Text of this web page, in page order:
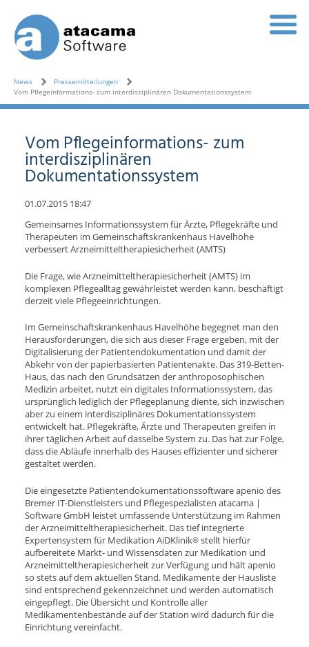
News
Pressemitteilungen
Vom Pflegeinformations- zum interdisziplinären Dokumentationssystem
Vom Pflegeinformations- zum
interdisziplinären
Dokumentationssystem
01.07.2015 18:47
Gemeinsames Informationssystem für Ärzte, Pflegekräfte und
Therapeuten im Gemeinschaftskrankenhaus Havelhöhe
verbessert Arzneimitteltherapiesicherheit (AMTS)
Die Frage, wie Arzneimitteltherapiesicherheit (AMTS) im
komplexen Pflegealltag gewährleistet werden kann, beschäftigt
derzeit viele Pflegeeinrichtungen.
Im Gemeinschaftskrankenhaus Havelhöhe begegnet man den
Herausforderungen, die sich aus dieser Frage ergeben, mit der
Digitalisierung der Patientendokumentation und damit der
Abkehr von der papierbasierten Patientenakte. Das 319-Betten-
Haus, das nach den Grundsätzen der anthroposophischen
Medizin arbeitet, nutzt ein digitales Informationssystem, das
ursprünglich lediglich der Pflegeplanung diente, sich inzwischen
aber zu einem interdisziplinäres Dokumentationssystem
entwickelt hat. Pflegekräfte, Ärzte und Therapeuten greifen in
ihrer täglichen Arbeit auf dasselbe System zu. Das hat zur Folge,
dass die Abläufe innerhalb des Hauses effizienter und sicherer
gestaltet werden.
Die eingesetzte Patientendokumentationssoftware apenio des
Bremer IT-Dienstleisters und Pflegespezialisten atacama |
Software GmbH leistet umfassende Unterstützung im Rahmen
der Arzneimitteltherapiesicherheit. Das tief integrierte
Expertensystem für Medikation AiDKlinik® stellt hierfür
aufbereitete Markt- und Wissensdaten zur Medikation und
Arzneimitteltherapiesicherheit zur Verfügungund hält apenio
so stets auf dem aktuellen Stand. Medikamente der Hausliste
sind entsprechend gekennzeichnet und werden automatisch
eingepflegt. Die Übersicht und Kontrolle aller
Medikamentenbestände auf der Station wird dadurch für die
Einrichtung vereinfacht.